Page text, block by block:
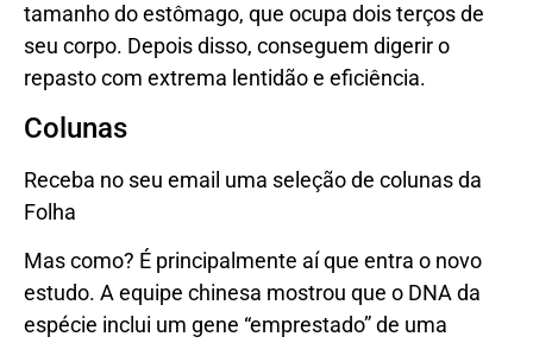
tamanho do estômago, que ocupa dois terços de
seu corpo. Depois disso, conseguem digerir o
repasto com extrema lentidão e eficiência.
Colunas
Receba no seu email uma seleção de colunas da
Folha
Mas como? É principalmente aí que entra o novo
estudo. A equipe chinesa mostrou que o DNA da
espécie inclui um gene “emprestado” de uma